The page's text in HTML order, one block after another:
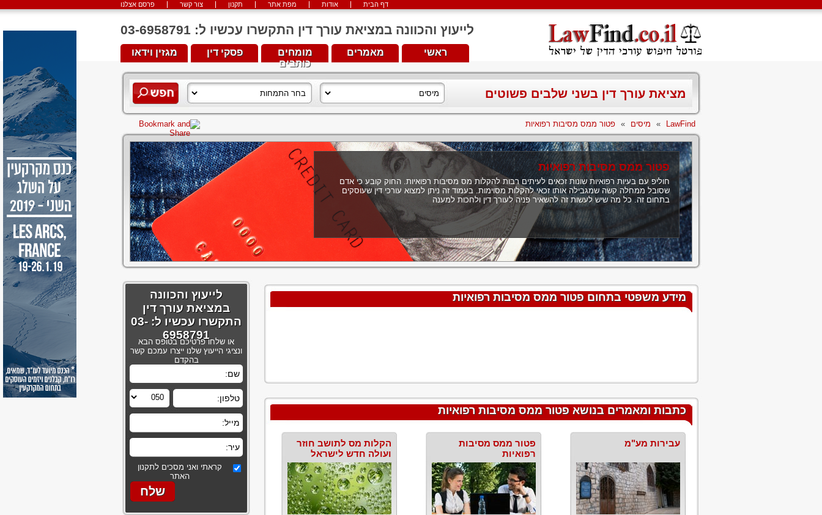
פרסם אצלנו צור קשר תקנון מפת אתר אודות דף הבית
לייעוץ והכוונה במציאת עורך דין התקשרו עכשיו ל: 03-6958791
מגזין וידאו פסקי דין
מומחים
כותבים
מאמרים ראשי
מציאת עורך דין בשני שלבים פשוטים
LawFind
» מיסים » פטור ממס מסיבות רפואיות
פטור ממס מסיבות רפואיות
חוליפ עם בעיות רפואיות שונות זכאים לעיתים רבות להקלות מס מסיבות רפואיות. החוק קובע כי אדם
שסובל ממחלה קשה שמגבילה אותו זכאי להקלות מסוימות. בעמוד זה ניתן למצוא עורכי דין שעוסקים
בתחום זה. כל מה שיש לעשות זה להשאיר פניה לעורך דין ולחכות למענה
מידע משפטי בתחום פטור ממס מסיבות רפואיות
כתבות ומאמרים בנושא פטור ממס מסיבות רפואיות
עבירות מע"מ
פטור ממס מסיבות
רפואיות
הקלות מס לתושב חוזר
ועולה חדש לישראל
לייעוץ והכוונה
במציאת עורך דין
התקשרו עכשיו ל: 03-
6958791
או שלחו פרטיכם בטופס הבא
ונציגי הייעוץ שלנו ייצרו עמכם קשר
בהקדם
קראתי ואני מסכים לתקנון
האתר